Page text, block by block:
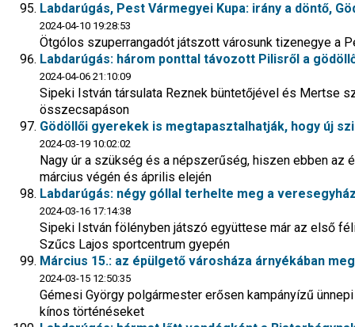
Labdarúgás, Pest Vármegyei Kupa: irány a döntő,
2024-04-10 19:28:53
Ötgólos szuperrangadót játszott városunk tizenegye a
Labdarúgás: három ponttal távozott Pilisről a
2024-04-06 21:10:09
Sipeki István társulata Reznek büntetőjével és Mertse
összecsapáson
Gödöllői gyerekek is megtapasztalhatják, hogy új
2024-03-19 10:02:02
Nagy úr a szükség és a népszerűség, hiszen ebben az
március végén és április elején
Labdarúgás: négy góllal terhelte meg a
2024-03-16 17:14:38
Sipeki István fölényben játszó együttese már az első
Szűcs Lajos sportcentrum gyepén
Március 15.: az épülgető városháza árnyékában
2024-03-15 12:50:35
Gémesi György polgármester erősen kampányízű
kínos történéseket